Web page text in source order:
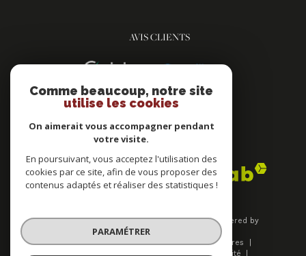
AVIS CLIENTS
ADHÉRENTS
© 2026 | Tous droits réservés | Traduction powered by
Google |
Plan du site
Mentions légales
Nos honoraires
Admin
Nos liens Politique de confidentialité
Comme beaucoup, notre site
utilise les cookies
On aimerait vous accompagner pendant
votre visite.
En poursuivant, vous acceptez l'utilisation des
cookies par ce site, afin de vous proposer des
contenus adaptés et réaliser des statistiques !
PARAMÉTRER